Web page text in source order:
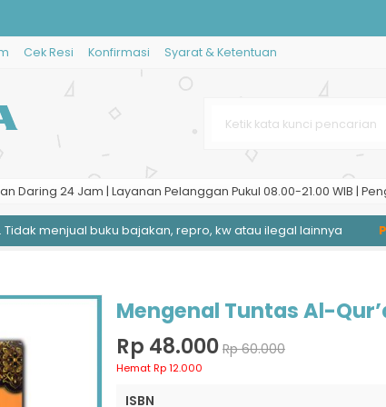
Lahan Rawa
Indonesia
Cek Resi Konfirmasi Syarat & Ketentuan
Daring 24 Jam | Layanan Pelanggan Pukul 08.00-21.00 WIB |
menjual buku bajakan, repro, kw atau ilegal lainnya
Mengenal Tuntas Al-
Rp 48.000 Rp 60.000
Hemat Rp 12.000
ISBN